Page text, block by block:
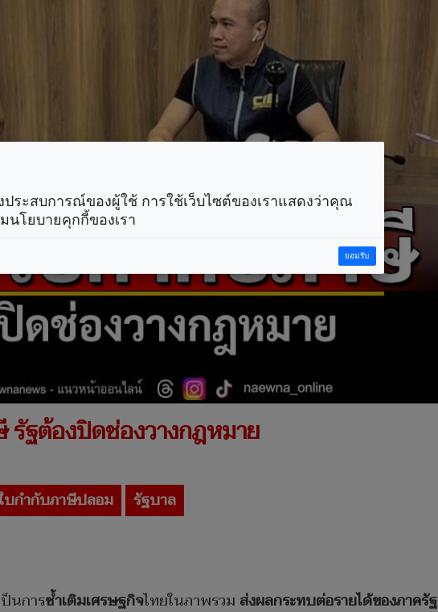
รัฐต้องปิดช่องวางกฎหมาย
บกำกับภาษีปลอม รัฐบาล
นการซ้ำเติมเศรษฐกิจไทยในภาพรวม ส่งผลกระทบต่อรายได้ของภาครัฐ
ประสบการณ์ของผู้ใช้ การใช้เว็บไซต์ของเราแสดงว่าคุณ
โยบายคุกกี้ของเรา
ยอมรับ